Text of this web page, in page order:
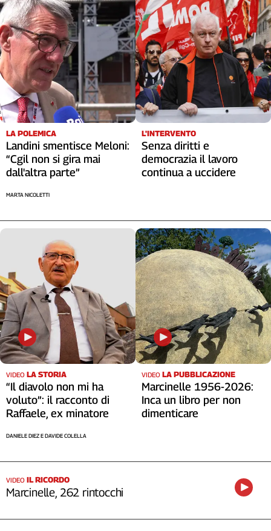
Emilia-
Romagna
Friuli
Venezia
Giulia
Lazio
Liguria
Lombardia
Piemonte
Puglia
Sardegna
Sicilia
Trentino
Veneto
Archivio
Storico
1955-
2014
Contatti
Newsletter
LA POLEMICA
Landini smentisce Meloni:
“Cgil non si gira mai
dall'altra parte”
MARTA NICOLETTI
L'INTERVENTO
Senza diritti e
democrazia il lavoro
continua a uccidere
VIDEO LA STORIA
“Il diavolo non mi ha
voluto”: il racconto di
Raffaele, ex minatore
DANIELE DIEZ E DAVIDE COLELLA
VIDEO LA PUBBLICAZIONE
Marcinelle 1956-2026:
Inca un libro per non
dimenticare
VIDEO IL RICORDO
Marcinelle, 262 rintocchi